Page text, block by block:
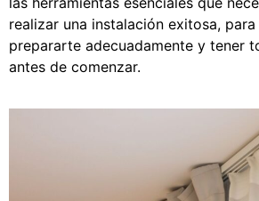
realizar una instalación exitosa,
prepararte adecuadamente y tener
antes de comenzar.